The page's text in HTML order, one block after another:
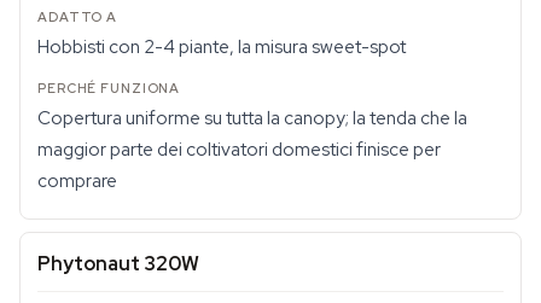
Hobbisti con 2-4 piante, la misura sweet-spot
Copertura uniforme su tutta la canopy; la tenda che la
maggior parte dei coltivatori domestici finisce per
comprare
Phytonaut 320W